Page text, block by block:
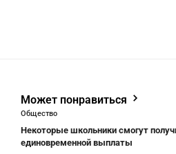
Может понравиться
Общество
Некоторые школьники смогут
единовременной выплаты